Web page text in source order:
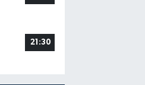
21:30